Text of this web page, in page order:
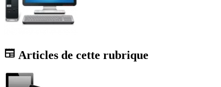
newspaper Articles de cette rubrique